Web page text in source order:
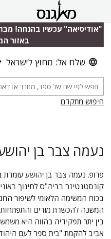
"אודיסיאה" עכשיו בהנחה!
באזור
שלח אל: מחוץ לישראל
חיפוש מתקדם
נעמה צבר בן
פרופ. נעמה צבר בן יהושע
קונסטנטינר בביה"ס לחינוך
בכוח המשימה הלאומי לשיפור
המשנה להכשרת מורים
בין יתר תפקידיה בהווה היא
אביב להקמת "בית ספר לעם